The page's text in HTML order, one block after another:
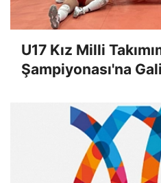
U17 Kız Milli
Şampiyonası'na